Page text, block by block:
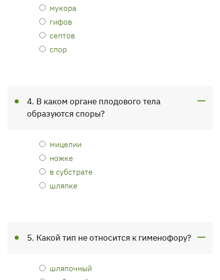
мукора
гифов
септов
спор
4. В каком органе плодового тела
образуются споры?
мицелии
ножке
в субстрате
шляпке
5. Какой тип не относится к гименофору?
шляпочный